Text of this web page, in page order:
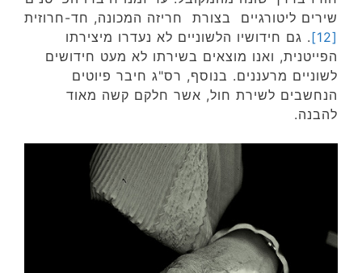
שירים ליטורגיים בצורת חריזה המכונה, חד-חרוזית
[12]
. גם חידושיו הלשוניים לא נעדרו מיצירתו
הפייטנית, ואנו מוצאים בשירתו לא מעט חידושים
לשוניים מרעננים. בנוסף, רס"ג חיבר פיוטים
הנחשבים לשירת חול, אשר חלקם קשה מאוד
להבנה.